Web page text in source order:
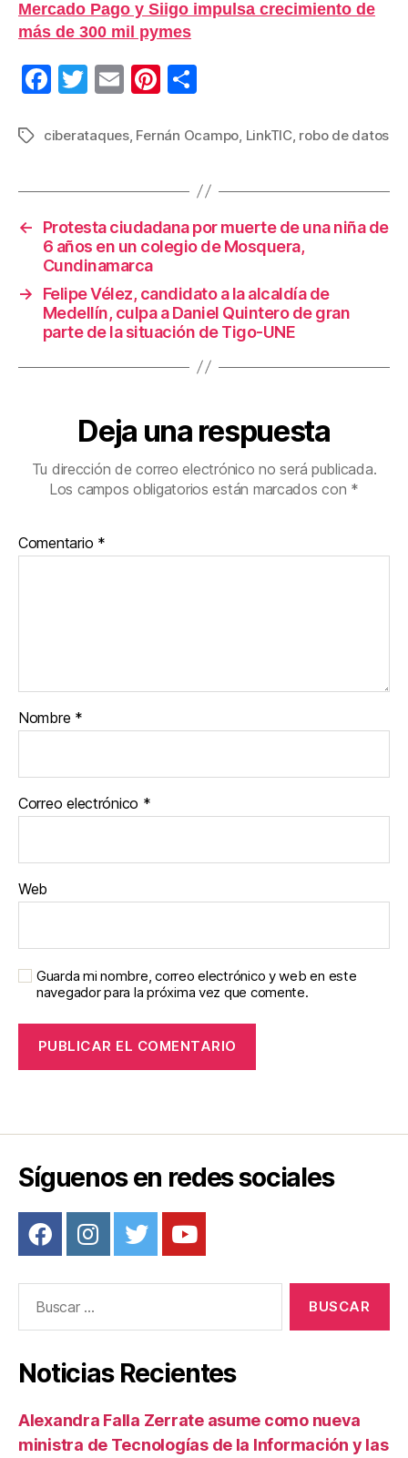
Mercado Pago y Siigo impulsa crecimiento de
más de 300 mil pymes
F
c
b
o
o
k
T
tt
E
ail
Pi
er
st
m
ar
tir
Etiquetas
ciberataques, Fernán Ocampo LinkTIC, robo de datos
←
Protesta ciudadana por muerte de una niña de
6 años en un colegio de Mosquera,
Cundinamarca
→
Felipe Vélez, candidato a la alcaldía de
Medellín, culpa a Daniel Quintero de gran
parte de la situación de Tigo-UNE
Deja una respuesta
Tu dirección de correo electrónico no será publicada.
Los campos obligatorios están marcados con *
Comentario *
Nombre *
Correo electrónico *
Web
Guarda mi nombre, correo electrónico y web en este
navegador para la próxima vez que comente.
Síguenos en redes sociales
Noticias Recientes
Alexandra Falla Zerrate asume como nueva
ministra de Tecnologías de la Información y las